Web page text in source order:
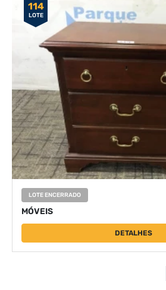
114
LOTE
LOTE ENCERRADO
MÓVEIS
DETALHES